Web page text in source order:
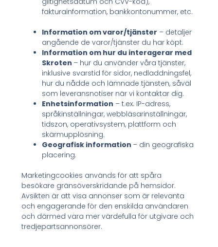
fakturainformation, bankkontonummer, etc.
Information om varor/tjänster – detaljer
angående de varor/tjänster du har köpt.
Information om hur du interagerar med
Skroten – hur du använder våra tjänster,
inklusive svarstid för sidor, nedladdningsfel,
hur du nådde och lämnade tjänsten, såväl
som leveransnotiser när vi kontaktar dig.
Enhetsinformation – t.ex. IP-adress,
språkinställningar, webbläsarinställningar,
tidszon, operativsystem, plattform och
skärmupplösning.
Geografisk information – din geografiska
placering.
Marketingcookies används för att spåra
besökare gränsöverskridande på hemsidor.
Avsikten är att visa annonser som är relevanta
och engagerande för den enskilda användaren
och därmed vara mer värdefulla för utgivare och
tredjepartsannonsörer.